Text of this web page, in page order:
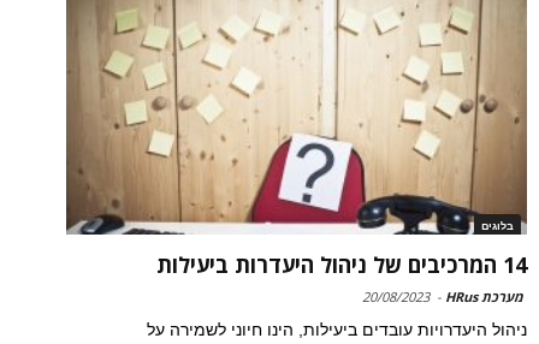
בלוגים
14 המרכיבים של ניהול היעדרות ביעילות
מערכת HRus -
20/08/2023
ניהול היעדרויות עובדים ביעילות, הינו חיוני לשמירה על